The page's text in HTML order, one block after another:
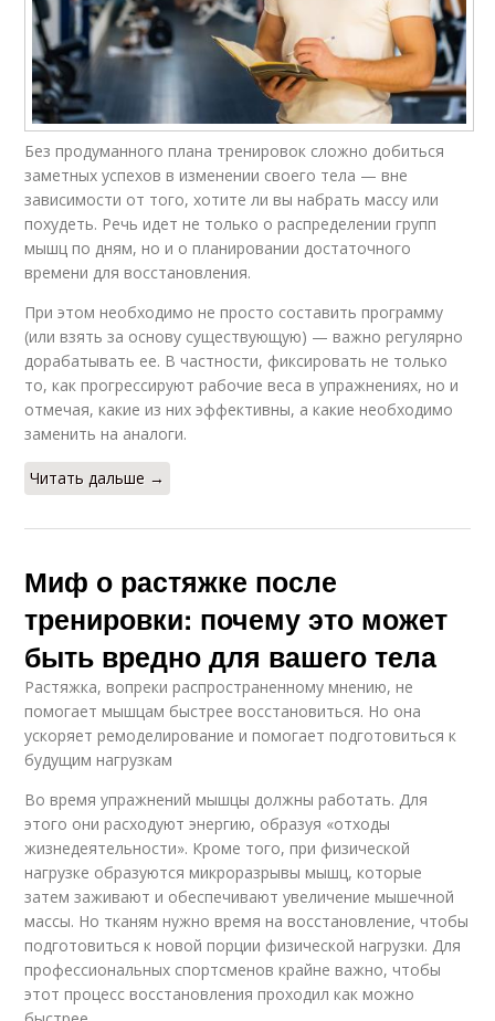
Без продуманного плана тренировок сложно добиться
заметных успехов в изменении своего тела — вне
зависимости от того, хотите ли вы набрать массу или
похудеть. Речь идет не только о распределении групп
мышц по дням, но и о планировании достаточного
времени для восстановления.
При этом необходимо не просто составить программу
(или взять за основу существующую) — важно регулярно
дорабатывать ее. В частности, фиксировать не только
то, как прогрессируют рабочие веса в упражнениях, но и
отмечая, какие из них эффективны, а какие необходимо
заменить на аналоги.
Читать дальше →
Миф о растяжке после
тренировки: почему это может
быть вредно для вашего тела
Растяжка, вопреки распространенному мнению, не
помогает мышцам быстрее восстановиться. Но она
ускоряет ремоделирование и помогает подготовиться к
будущим нагрузкам
Во время упражнений мышцы должны работать. Для
этого они расходуют энергию, образуя «отходы
жизнедеятельности». Кроме того, при физической
нагрузке образуются микроразрывы мышц, которые
затем заживают и обеспечивают увеличение мышечной
массы. Но тканям нужно время на восстановление, чтобы
подготовиться к новой порции физической нагрузки. Для
профессиональных спортсменов крайне важно, чтобы
этот процесс восстановления проходил как можно